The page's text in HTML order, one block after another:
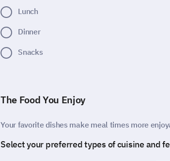
Lunch
Dinner
Snacks
The Food You Enjoy
Your favorite dishes make meal times more
Select your preferred types of cuisine and